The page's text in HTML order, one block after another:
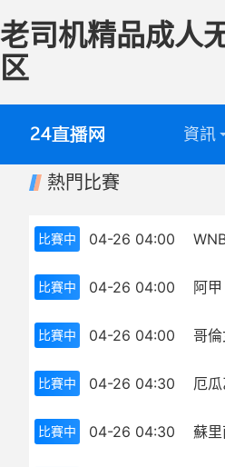
老司机精品成人
区
資訊
中超
歐冠
熱門比賽
比賽中 04-26 04:00
比賽中 04-26 04:00 阿甲
比賽中 04-26 04:00
比賽中 04-26 04:30 厄
比賽中 04-26 04:30